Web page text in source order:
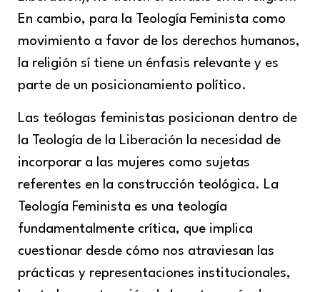
En cambio, para la Teología Feminista como
movimiento a favor de los derechos humanos,
la religión sí tiene un énfasis relevante y es
parte de un posicionamiento político.
Las teólogas feministas posicionan dentro de
la Teología de la Liberación la necesidad de
incorporar a las mujeres como sujetas
referentes en la construcción teológica. La
Teología Feminista es una teología
fundamentalmente crítica, que implica
cuestionar desde cómo nos atraviesan las
prácticas y representaciones institucionales,